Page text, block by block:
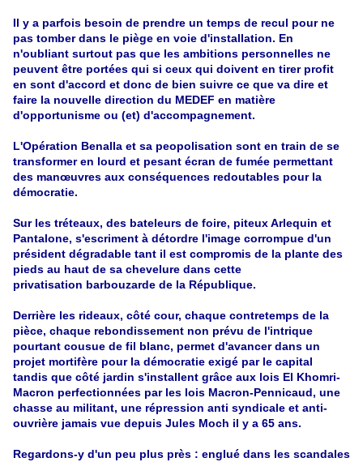
Il y a parfois besoin de prendre un temps de recul pour ne
pas tomber dans le piège en voie d'installation. En
n'oubliant surtout pas que les ambitions personnelles ne
peuvent être portées qui si ceux qui doivent en tirer profit
en sont d'accord et donc de bien suivre ce que va dire et
faire la nouvelle direction du MEDEF en matière
d'opportunisme ou (et) d'accompagnement.
L'Opération Benalla et sa peopolisation sont en train de se
transformer en lourd et pesant écran de fumée permettant
des manœuvres aux conséquences redoutables pour la
démocratie.
Sur les tréteaux, des bateleurs de foire, piteux Arlequin et
Pantalone, s'escriment à détordre l'image corrompue d'un
président dégradable tant il est compromis de la plante des
pieds au haut de sa chevelure dans cette
privatisation barbouzarde de la République.
Derrière les rideaux, côté cour, chaque contretemps de la
pièce, chaque rebondissement non prévu de l'intrique
pourtant cousue de fil blanc, permet d'avancer dans un
projet mortifère pour la démocratie exigé par le capital
tandis que côté jardin s'installent grâce aux lois El Khomri-
Macron perfectionnées par les lois Macron-Pennicaud, une
chasse au militant, une répression anti syndicale et anti-
ouvrière jamais vue depuis Jules Moch il y a 65 ans.
Regardons-y d'un peu plus près : englué dans les scandales